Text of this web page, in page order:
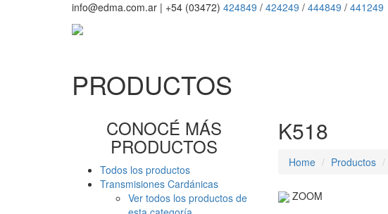
info@edma.com.ar | +54 (03472) 424849 / 424249 / 444849 / 441249
PRODUCTOS
CONOCÉ MÁS
PRODUCTOS
Todos los productos
Transmisiones Cardánicas
Ver todos los productos de
K518
Home Productos
ZOOM